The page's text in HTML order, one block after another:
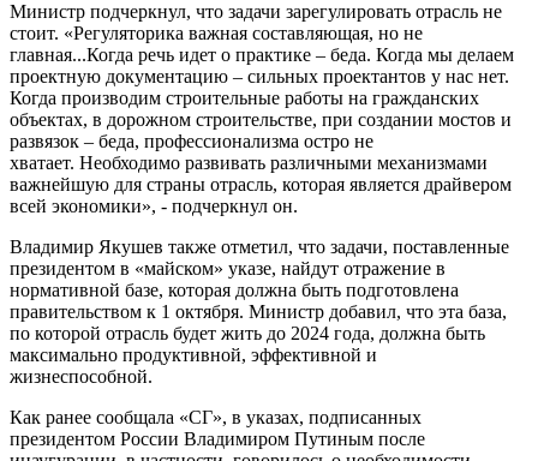
Министр подчеркнул, что задачи зарегулировать отрасль не
стоит. «Регуляторика важная составляющая, но не
главная...Когда речь идет о практике – беда. Когда мы делаем
проектную документацию – сильных проектантов у нас нет.
Когда производим строительные работы на гражданских
объектах, в дорожном строительстве, при создании мостов и
развязок – беда, профессионализма остро не
хватает. Необходимо развивать различными механизмами
важнейшую для страны отрасль, которая является драйвером
всей экономики», - подчеркнул он.
Владимир Якушев также отметил, что задачи, поставленные
президентом в «майском» указе, найдут отражение в
нормативной базе, которая должна быть подготовлена
правительством к 1 октября. Министр добавил, что эта база,
по которой отрасль будет жить до 2024 года, должна быть
максимально продуктивной, эффективной и
жизнеспособной.
Как ранее сообщала «СГ», в указах, подписанных
президентом России Владимиром Путиным после